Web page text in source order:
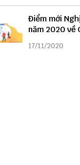
Điểm mới
năm 2020 về
liên kết
17/11/2020